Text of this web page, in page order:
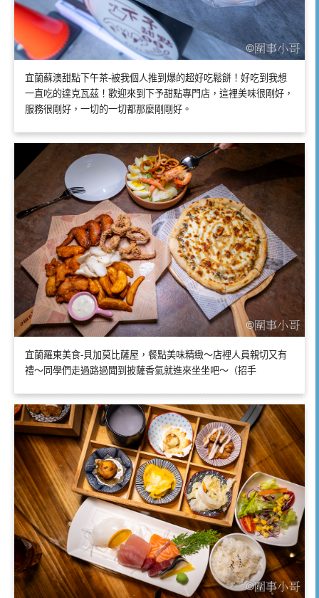
宜蘭蘇澳甜點下午茶-被我個人推到爆的超好吃鬆餅！好吃到我想
一直吃的達克瓦茲！歡迎來到下予甜點專門店，這裡美味很剛好，
服務很剛好，一切的一切都那麼剛剛好。
宜蘭羅東美食-貝加莫比薩屋，餐點美味精緻～店裡人員親切又有
禮～同學們走過路過聞到披薩香氣就進來坐坐吧～（招手